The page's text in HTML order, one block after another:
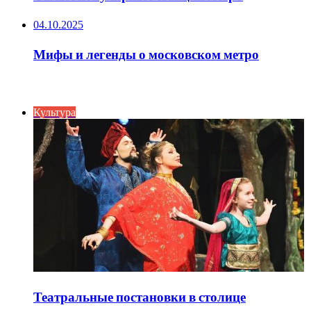
04.10.2025
Мифы и легенды о московском метро
Культура
Театральные постановки в столице